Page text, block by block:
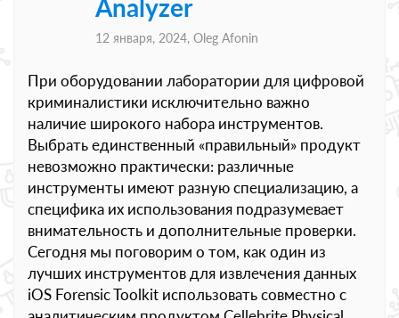
Analyzer
12 января, 2024, Oleg Afonin
При оборудовании лаборатории для цифровой
криминалистики исключительно важно
наличие широкого набора инструментов.
Выбрать единственный «правильный» продукт
невозможно практически: различные
инструменты имеют разную специализацию, а
специфика их использования подразумевает
внимательность и дополнительные проверки.
Сегодня мы поговорим о том, как один из
лучших инструментов для извлечения данных
iOS Forensic Toolkit использовать совместно с